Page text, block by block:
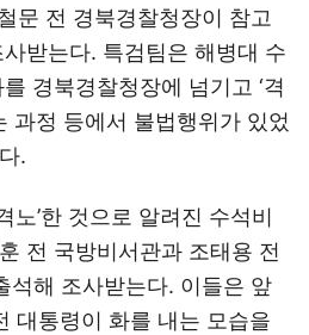
문 전 경북경찰청장이 참고
받는다. 특검팀은 해병대 수
경북경찰청장에 넘기고 ‘격
과정 등에서 불법행위가 있었
.
노’한 것으로 알려진 수석비
전 국방비서관과 조태용 전
석해 조사받는다. 이들은 앞
대통령이 화를 내는 모습을